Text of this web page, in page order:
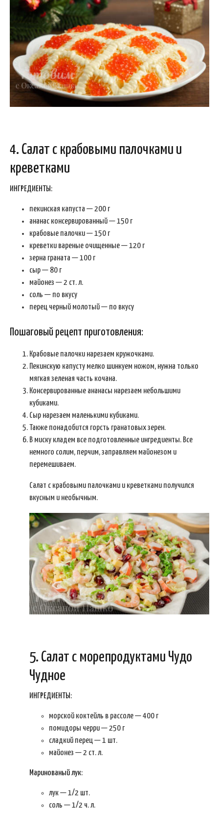
4. Салат с крабовыми палочками и
креветками
ИНГРЕДИЕНТЫ:
пекинская капуста — 200 г
ананас консервированный — 150 г
крабовые палочки — 150 г
креветки вареные очищенные — 120 г
зерна граната — 100 г
сыр — 80 г
майонез — 2 ст. л.
соль — по вкусу
перец черный молотый — по вкусу
Пошаговый рецепт приготовления:
Крабовые палочки нарезаем кружочками.
Пекинскую капусту мелко шинкуем ножом, нужна только
мягкая зеленая часть кочана.
Консервированные ананасы нарезаем небольшими
кубиками.
Сыр нарезаем маленькими кубиками.
Также понадобится горсть гранатовых зерен.
В миску кладем все подготовленные ингредиенты. Все
немного солим, перчим, заправляем майонезом и
перемешиваем.
Салат с крабовыми палочками и креветками получился
вкусным и необычным.
5. Салат с морепродуктами Чудо
Чудное
ИНГРЕДИЕНТЫ:
морской коктейль в рассоле — 400 г
помидоры черри — 250 г
сладкий перец — 1 шт.
майонез — 2 ст. л.
Маринованый лук:
лук — 1/2 шт.
соль — 1/2 ч. л.